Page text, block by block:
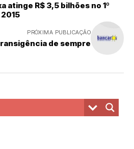
atinge R$ 3,5 bilhões no 1º
PRÓXIMA PUBLICAÇÃO
de sempre